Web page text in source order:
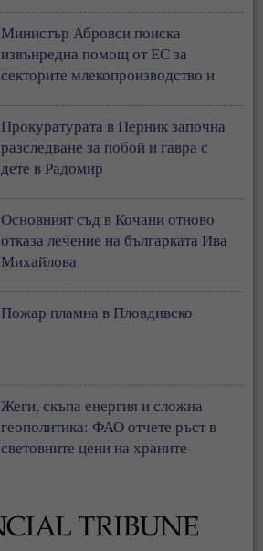
Министър Абровси поиска
извънредна помощ от ЕС за
секторите млекопроизводство и
Прокуратурата в Перник започна
разследване за побой и гавра с
дете в Радомир
Основният съд в Кочани отново
отказа лечение на българката Ива
Михайлова
Пожар пламна в Пловдивско
Жеги, скъпа енергия и сложна
геополитика: ФАО отчете ръст в
световните цени на храните